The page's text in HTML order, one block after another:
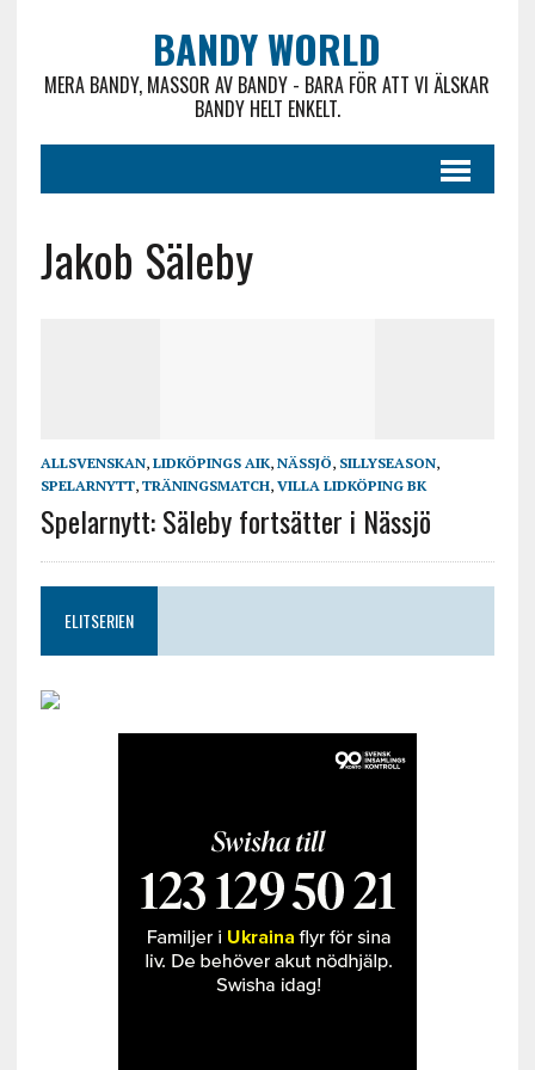
BANDY WORLD
MERA BANDY, MASSOR AV BANDY - BARA FÖR ATT VI ÄLSKAR
BANDY HELT ENKELT.
Jakob Säleby
ALLSVENSKAN, LIDKÖPINGS AIK, NÄSSJÖ, SILLYSEASON,
SPELARNYTT, TRÄNINGSMATCH, VILLA LIDKÖPING BK
Spelarnytt: Säleby fortsätter i Nässjö
ELITSERIEN